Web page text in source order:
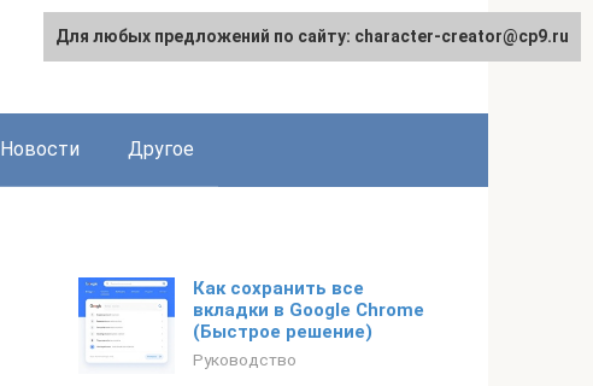
Новости Другое
Как сохранить все
вкладки в Google Chrome
(Быстрое решение)
Руководство
Для любых предложений по сайту: character-creator@cp9.ru